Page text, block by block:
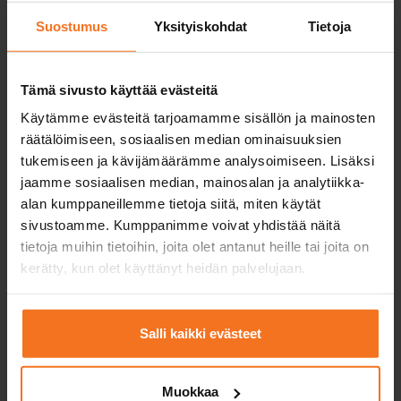
Suostumus Yksityiskohdat Tietoja
Tämä sivusto käyttää evästeitä
Käytämme evästeitä tarjoamamme sisällön ja mainosten
räätälöimiseen, sosiaalisen median ominaisuuksien
tukemiseen ja kävijämäärämme analysoimiseen. Lisäksi
jaamme sosiaalisen median, mainosalan ja analytiikka-
alan kumppaneillemme tietoja siitä, miten käytät
sivustoamme. Kumppanimme voivat yhdistää näitä
tietoja muihin tietoihin, joita olet antanut heille tai joita on
kerätty, kun olet käyttänyt heidän palvelujaan.
Salli kaikki evästeet
Muokkaa
Light quadricycle course (AM121)
189€
You can also pay in installments
Two (2) additional driving lessons with the driving
school’s light quadricycle
Service languages: Finnish, English